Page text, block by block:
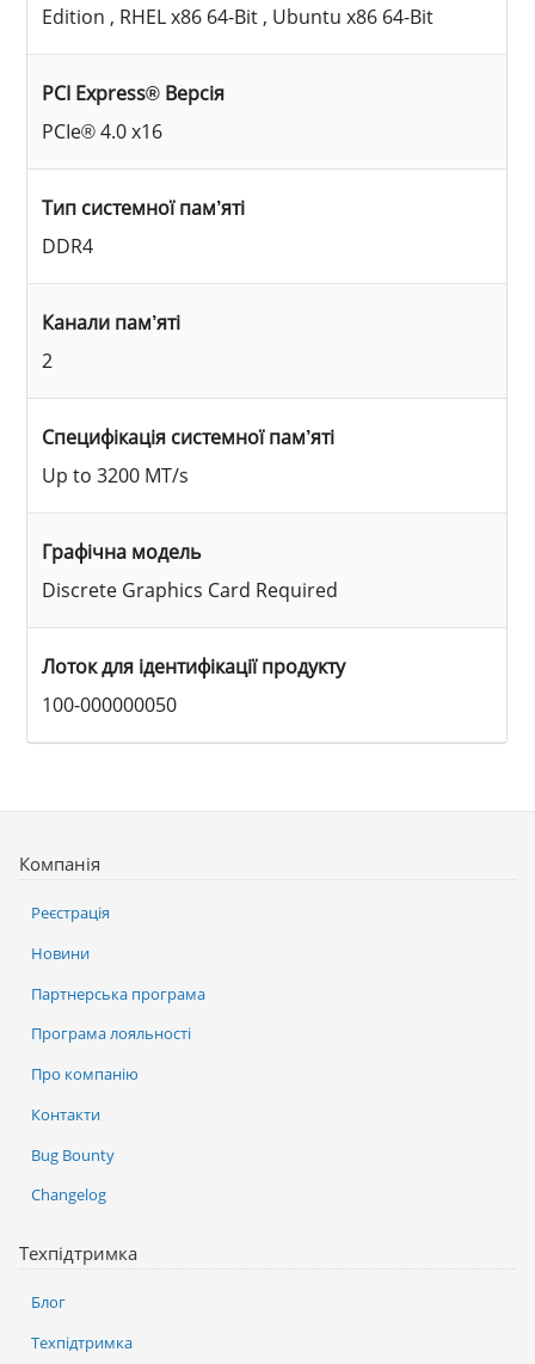
Edition , RHEL x86 64-Bit , Ubuntu x86 64-Bit
PCI Express® Версія
PCIe® 4.0 x16
Тип системної пам’яті
DDR4
Канали пам’яті
2
Специфікація системної пам’яті
Up to 3200 MT/s
Графічна модель
Discrete Graphics Card Required
Лоток для ідентифікації продукту
100-000000050
Компанія
Реєстрація
Новини
Партнерська програма
Програма лояльності
Про компанію
Контакти
Bug Bounty
Changelog
Техпідтримка
Блог
Техпідтримка